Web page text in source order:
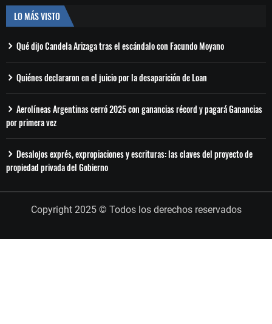
LO MÁS VISTO
Qué dijo Candela Arizaga tras el escándalo con Facundo Moyano
Quiénes declararon en el juicio por la desaparición de Loan
Aerolíneas Argentinas cerró 2025 con ganancias récord y pagará Ganancias
por primera vez
Desalojos exprés, expropiaciones y escrituras: las claves del proyecto de
propiedad privada del Gobierno
Copyright 2025 © Todos los derechos reservados